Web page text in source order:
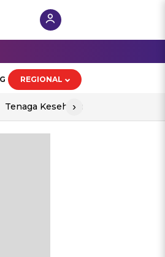
REGIONAL
Tenaga Kesehatan
›